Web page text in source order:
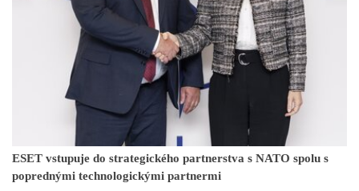
ESET vstupuje do strategického partnerstva s NATO spolu s
poprednými technologickými partnermi